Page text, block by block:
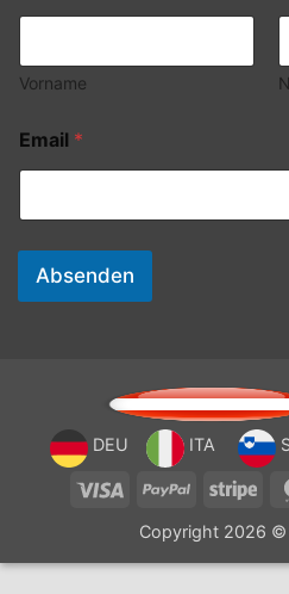
Vorname
Email *
Absenden
DEU ITA
Visa PayPal
Copyright 2026 ©